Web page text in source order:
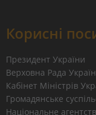
Корисні
Президент України
Верховна Рада
Кабінет Міністрів
Громадянське
Національне